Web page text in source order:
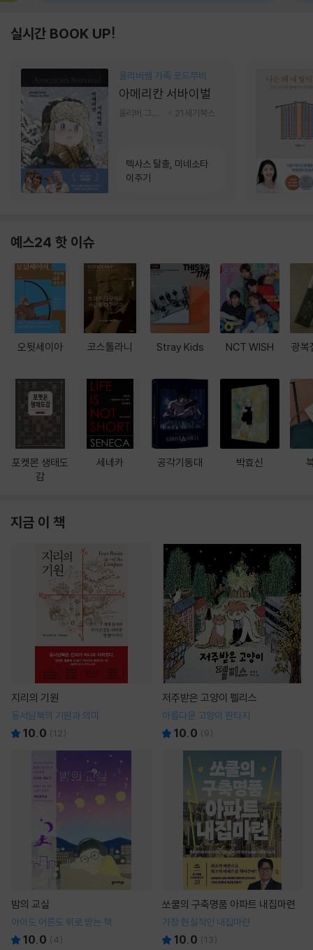
실시간 BOOK UP!
올리버쌤 가족 로드무비
아메리칸 서바이벌
21세기북스
텍사스 탈출, 미네소타
이주기
예스24 핫 이슈
오뒷세이아
포켓몬 생태도
감
코스톨라니
세네카
Stray Kids
공각기동대
NCT WISH
박효신
광복
지금 이 책
지리의 기원
동서남북의 기원과 의미
10.0 (12)
저주받은 고양이 펠리스
아름다운 고양이 판타지
10.0 (9)
밤의 교실
아이도 어른도 위로 받는 책
10.0 (4)
쏘쿨의 구축명품 아파트 내집마련
가장 현실적인 내집마련
10.0 (13)